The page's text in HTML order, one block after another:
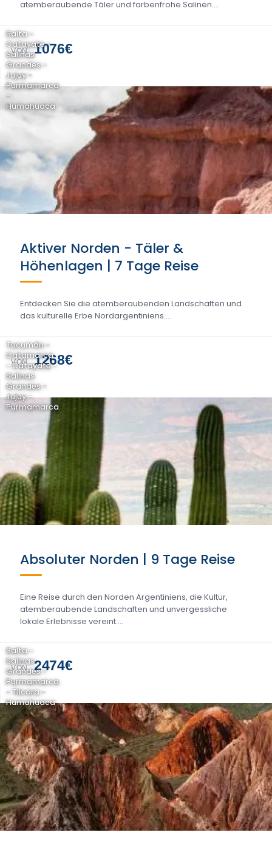
atemberaubende Täler und farbenfrohe Salinen....
VON 1076€
Salta -
Cafayate -
Salinas
Grandes -
Jujuy -
Purmamarca
-
Humahuaca
Aktiver Norden - Täler &
Höhenlagen | 7 Tage Reise
Entdecken Sie die atemberaubenden Landschaften und
das kulturelle Erbe Nordargentiniens....
VON 1268€
Tucumán -
Catamarca
- Cafayate -
Salinas
Grandes -
Jujuy -
Purmamarca
Absoluter Norden | 9 Tage Reise
Eine Reise durch den Norden Argentiniens, die Kultur,
atemberaubende Landschaften und unvergessliche
lokale Erlebnisse vereint....
VON 2474€
Salta -
Salinas
Grandes -
Purmamarca
- Tilcara -
Humahuaca